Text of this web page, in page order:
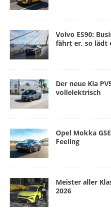
Volvo ES90:
fährt er, so lädt
Der neue Kia
vollelektrisch
Opel Mokka
Feeling
Meister aller
2026